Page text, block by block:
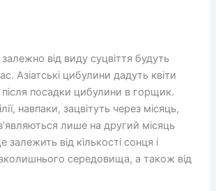
від виду суцвіття будуть
Азіатські цибулини дадуть квіти
після посадки цибулини в горщик.
навпаки, зацвітуть через місяць,
з’являються лише на другий місяць
залежить від кількості сонця і
середовища, а також від